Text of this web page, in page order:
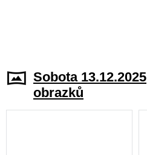
Sobota 13.12.2025
obrazků